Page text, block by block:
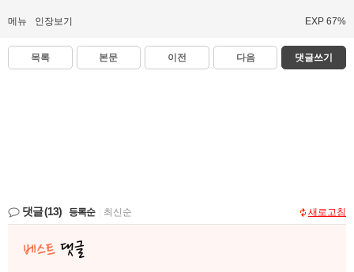
메뉴 인장보기 EXP 67%
목록 본문 이전 다음 댓글쓰기
댓글(13) 등록순 최신순 새로고침